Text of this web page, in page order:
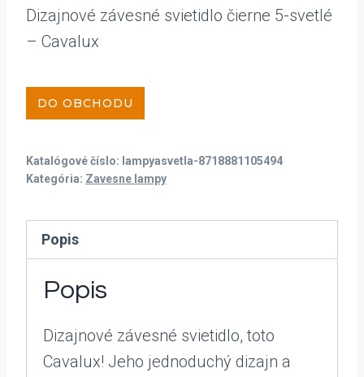
Dizajnové závesné svietidlo čierne 5-svetlé
– Cavalux
DO OBCHODU
Katalógové číslo: lampyasvetla-8718881105494
Kategória: Zavesne lampy
Popis
Popis
Dizajnové závesné svietidlo, toto
Cavalux! Jeho jednoduchý dizajn a